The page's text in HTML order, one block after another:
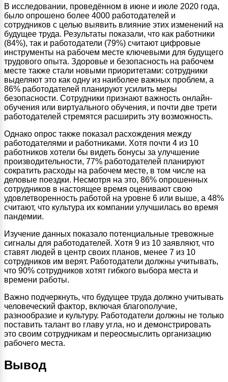
В исследовании, проведённом в июне и июле 2020 года,
было опрошено более 4000 работодателей и
сотрудников с целью выявить влияние этих изменений на
будущее труда. Результаты показали, что как работники
(84%), так и работодатели (79%) считают цифровые
инструменты на рабочем месте ключевыми для будущего
трудового опыта. Здоровье и безопасность на рабочем
месте также стали новыми приоритетами: сотрудники
выделяют это как одну из наиболее важных проблем, а
86% работодателей планируют усилить меры
безопасности. Сотрудники признают важность онлайн-
обучения или виртуального обучения, и почти две трети
работодателей стремятся расширить эту возможность.
Однако опрос также показал расхождения между
работодателями и работниками. Хотя почти 4 из 10
работников хотели бы видеть бонусы за улучшение
производительности, 77% работодателей планируют
сократить расходы на рабочем месте, в том числе на
деловые поездки. Несмотря на это, 86% опрошенных
сотрудников в настоящее время оценивают свою
удовлетворенность работой на уровне 6 или выше, а 48%
считают, что культура их компании улучшилась во время
пандемии.
Изучение данных показало потенциальные тревожные
сигналы для работодателей. Хотя 9 из 10 заявляют, что
ставят людей в центр своих планов, менее 7 из 10
сотрудников им верят. Работодатели должны учитывать,
что 90% сотрудников хотят гибкого выбора места и
времени работы.
Важно подчеркнуть, что будущее труда должно учитывать
человеческий фактор, включая благополучие,
разнообразие и культуру. Работодатели должны не только
поставить талант во главу угла, но и демонстрировать
это своим сотрудникам и переосмыслить организацию
рабочего места.
Вывод